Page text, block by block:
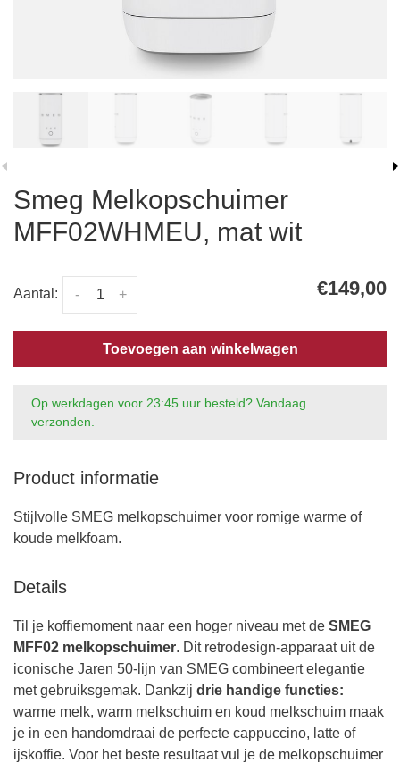
Smeg Melkopschuimer
MFF02WHMEU, mat wit
Aantal: +
- €149,00
Toevoegen aan winkelwagen
Op werkdagen voor 23:45 uur besteld? Vandaag
verzonden.
Product informatie
Stijlvolle SMEG melkopschuimer voor romige warme of
koude melkfoam.
Details
Til je koffiemoment naar een hoger niveau met de SMEG
MFF02 melkopschuimer. Dit retrodesign-apparaat uit de
iconische Jaren 50-lijn van SMEG combineert elegantie
met gebruiksgemak. Dankzij drie handige functies:
warme melk, warm melkschuim en koud melkschuim maak
je in een handomdraai de perfecte cappuccino, latte of
ijskoffie. Voor het beste resultaat vul je de melkopschuimer